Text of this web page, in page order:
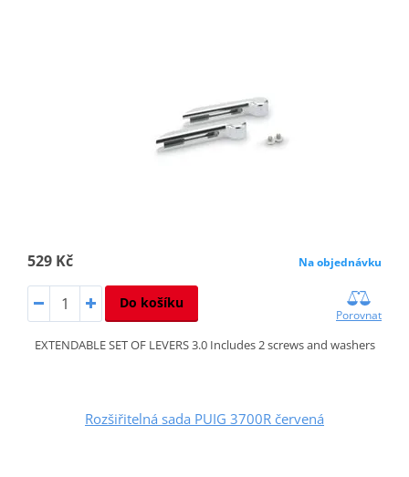
529 Kč Na objednávku
Do košíku
Porovnat
EXTENDABLE SET OF LEVERS 3.0 Includes 2 screws and washers
Rozšiřitelná sada PUIG 3700R červená